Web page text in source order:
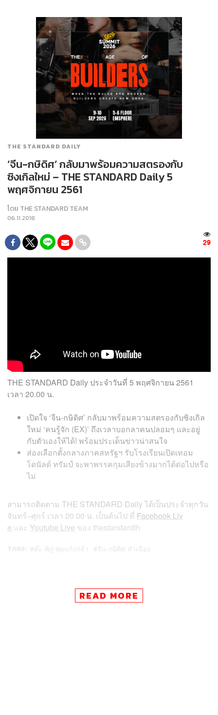
THE STANDARD DAILY
‘จีน-กษิดิศ’ กลับมาพร้อมความสตรองกับ
ซิงเกิลใหม่ – THE STANDARD Daily 5
พฤศจิกายน 2561
โดย THE STANDARD TEAM
06.11.2018
29
THE STANDARD Daily ประจำวันที่ 5 พฤศจิกายน 2561
เวลา 20.00 น.
เปิดใจ ‘จีน-กษิดิศ’ กลับมาพร้อมความสตรองกับซิงเกิล
ใหม่ ‘คนรู้จัก (EX)’ ถึงเวลาบอกลาคนปลอมๆ และอยู่
กับตัวเองให้ได้! พร้อมประเด็นข่าวน่าสนใจ
ส่องเลือกตั้งกลางภาคสหรัฐฯ รับโรงเรียนเปิดเทอม
โดนัลด์ ทรัมป์ จะพาพรรคกุมเสียงข้างมากได้ต่อไปหรือ
ไม่
สามารถติดตาม THE STANDARD Dailyได้เป็นประจำทุกวัน
จันทร์–ศุกร์ เวลา 20.00 น. เป็นต้นไป ที่ Facebook Liv
e และ Youtube Live ของ thestandardth
ต๊ะ-พิภู พุ่มแก้วกล้า จีน-กษิดิศ สําเนียง
READ MORE